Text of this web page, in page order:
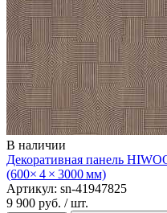
В наличии
Декоративная панель
(600× 4 × 3000 мм)
Артикул: sn-41947825
9 900 руб. / шт.